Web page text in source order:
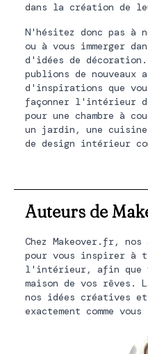
dans la création de
N'hésitez donc pas à
ou à vous immerger
d'idées de décoration.
publions de nouveaux
d'inspirations que
façonner l'intérieur
pour une chambre à
un jardin, une
de design intérieur
Auteurs de
Chez Makeover.fr,
pour vous inspirer à
l'intérieur, afin que
maison de vos rêves.
nos idées créatives et
exactement comme